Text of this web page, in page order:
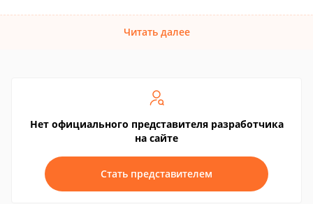
Читать далее
Нет официального представителя разработчика
на сайте
Стать представителем